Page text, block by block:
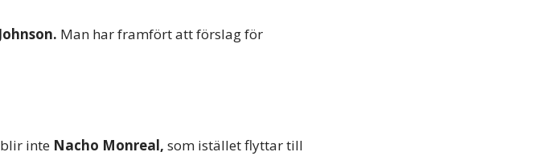
Man har framfört att förslag för
inte Nacho Monreal, som istället flyttar till